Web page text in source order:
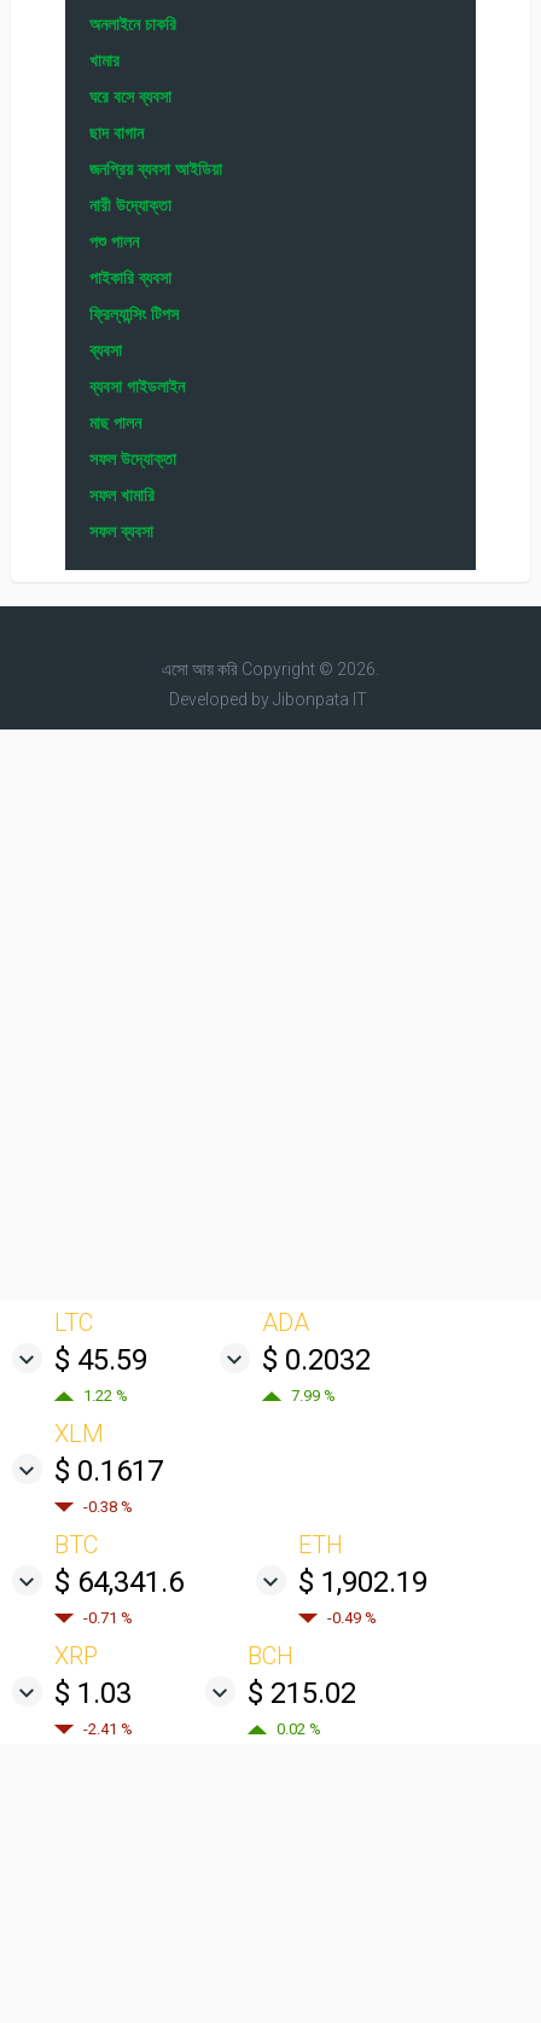
অনলাইনে চাকরি
খামার
ঘরে বসে ব্যবসা
ছাদ বাগান
জনপ্রিয় ব্যবসা আইডিয়া
নারী উদ্যোক্তা
পশু পালন
পাইকারি ব্যবসা
ফ্রিল্যান্সিং টিপস
ব্যবসা
ব্যবসা গাইডলাইন
মাছ পালন
সফল উদ্যোক্তা
সফল খামারি
সফল ব্যবসা
এসো আয় করিCopyright © 2026.
Developed byJibonpata IT
LTC
$ 45.59
1.22 %
ADA
$ 0.2032
7.99 %
XLM
$ 0.1617
-0.38 %
BTC
$ 64,341.6
-0.71 %
ETH
$ 1,902.19
-0.49 %
XRP
$ 1.03
-2.41 %
BCH
$ 215.02
0.02 %